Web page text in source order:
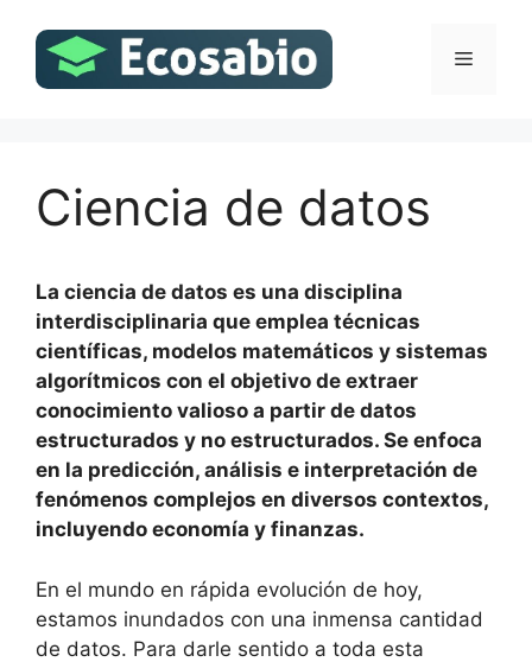
contenido
Menú
Ciencia de datos
La ciencia de datos es una disciplina
interdisciplinaria que emplea técnicas
científicas, modelos matemáticos y sistemas
algorítmicos con el objetivo de extraer
conocimiento valioso a partir de datos
estructurados y no estructurados. Se enfoca
en la predicción, análisis e interpretación de
fenómenos complejos en diversos contextos,
incluyendo economía y finanzas.
En el mundo en rápida evolución de hoy,
estamos inundados con una inmensa cantidad
de datos. Para darle sentido a toda esta